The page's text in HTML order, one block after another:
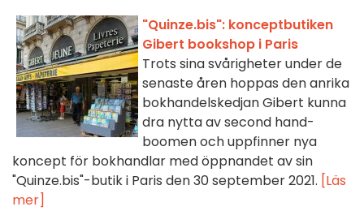
"Quinze.bis": konceptbutiken
Gibert bookshop i Paris
Trots sina svårigheter under de
senaste åren hoppas den anrika
bokhandelskedjan Gibert kunna
dra nytta av second hand-
boomen och uppfinner nya
koncept för bokhandlar med öppnandet av sin
"Quinze.bis"-butik i Paris den 30 september 2021. [Läs
mer]